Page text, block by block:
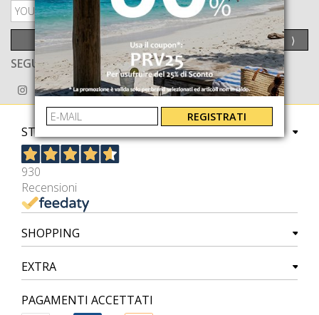
PRIVACY POLICY
INVIA ⟩
SEGUICI ANCHE SU
STORE
930
Recensioni
SHOPPING
EXTRA
PAGAMENTI ACCETTATI
REGISTRATI